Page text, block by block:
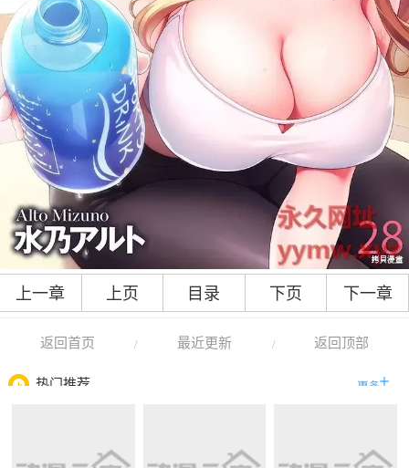
上一章 上页 目录 下页 下一章
返回首页 / 最近更新 / 返回顶部
热门推荐